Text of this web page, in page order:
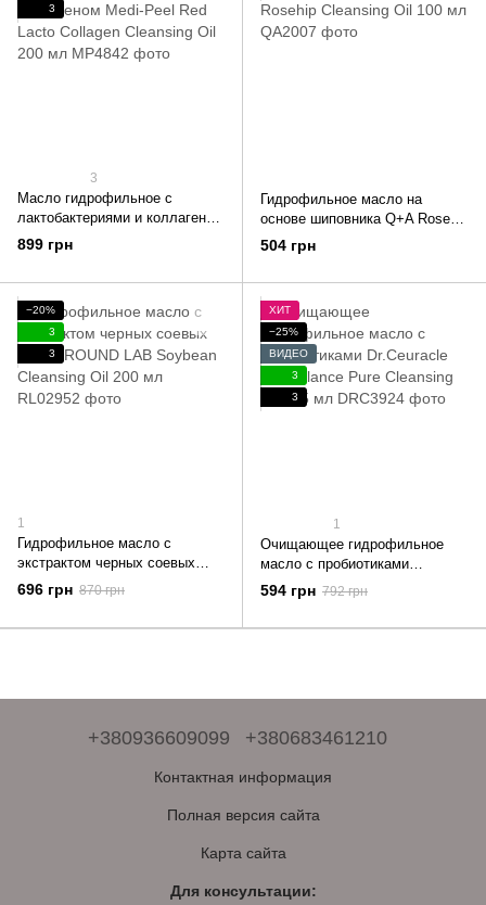
3
3
Масло гидрофильное с
лактобактериями и коллагеном
Medi-Peel Red Lacto Collagen
Cleansing Oil 200 мл
899 грн
Гидрофильное масло на
основе шиповника Q+A Rosehip
Cleansing Oil 100 мл
504 грн
−20%
3
3
1
Гидрофильное масло с
экстрактом черных соевых
бобов ROUND LAB Soybean
Cleansing Oil 200 мл
696 грн 870 грн
ХИТ
−25%
ВИДЕО
3
3
1
Очищающее гидрофильное
масло с пробиотиками
Dr.Ceuracle Pro Balance Pure
Cleansing Oil 155 мл
594 грн 792 грн
+380936609099 +380683461210
Контактная информация
Полная версия сайта
Карта сайта
Для консультации: